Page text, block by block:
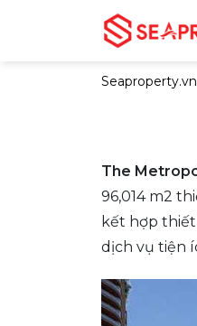
Seaproperty.vn
The
96,014 m2
kết hợp
dịch vụ tiện